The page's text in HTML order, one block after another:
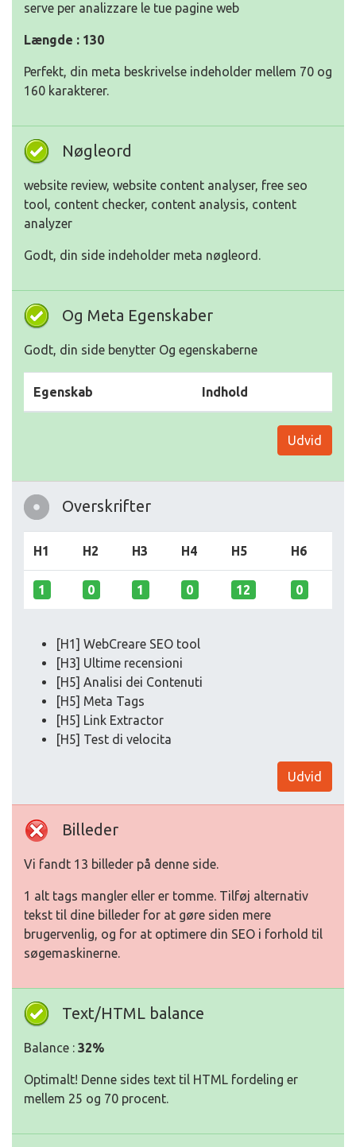
serve per analizzare le tue pagine web
Længde : 130
Perfekt, din meta beskrivelse indeholder mellem 70 og
160 karakterer.
Nøgleord
website review, website content analyser, free seo
tool, content checker, content analysis, content
analyzer
Godt, din side indeholder meta nøgleord.
Og Meta Egenskaber
Godt, din side benytter Og egenskaberne
Egenskab Indhold
Udvid
Overskrifter
H1 H2 H3 H4 H5 H6
1 0 1 0 12 0
[H1] WebCreare SEO tool
[H3] Ultime recensioni
[H5] Analisi dei Contenuti
[H5] Meta Tags
[H5] Link Extractor
[H5] Test di velocita
Udvid
Billeder
Vi fandt 13 billeder på denne side.
1 alt tags mangler eller er tomme. Tilføj alternativ
tekst til dine billeder for at gøre siden mere
brugervenlig, og for at optimere din SEO i forhold til
søgemaskinerne.
Text/HTML balance
Balance : 32%
Optimalt! Denne sides text til HTML fordeling er
mellem 25 og 70 procent.